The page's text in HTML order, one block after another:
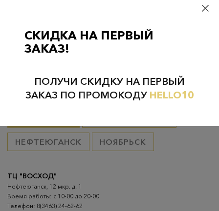
Проверьте наличие в магазинах
НЕФТЕЮГАНСК НОЯБРЬСК
ТЦ "ВОСХОД"
Нефтеюганск, 12 мкр. д. 1
Время работы: с 10-00 до 20-00
Телефон: 8(3463) 24-62-62
СКИДКА НА ПЕРВЫЙ
ЗАКАЗ!
ПОЛУЧИ СКИДКУ НА ПЕРВЫЙ
ЗАКАЗ ПО ПРОМОКОДУ HELLO10